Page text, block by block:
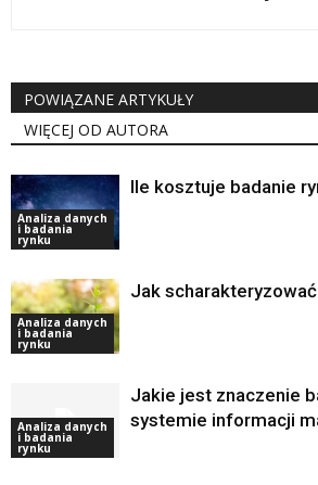
POWIĄZANE ARTYKUŁY
WIĘCEJ OD AUTORA
Analiza danych
i badania
rynku
Ile kosztuje badanie
Analiza danych
i badania
rynku
Jak
Analiza danych
i badania
rynku
Jakie jest znaczenie
systemie informacji